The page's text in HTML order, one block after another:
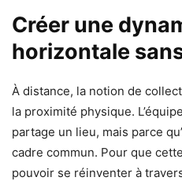
Créer une
horizontale
À distance, la notion de
la proximité physique.
partage un lieu, mais parce
cadre commun. Pour que
pouvoir se réinventer à